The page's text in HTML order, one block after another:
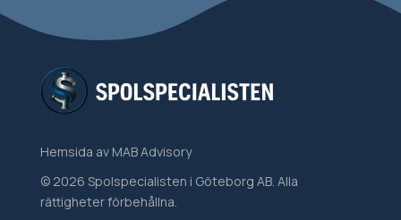
Hemsida av MAB Advisory
© 2026 Spolspecialisten i Göteborg AB. Alla
rättigheter förbehållna.